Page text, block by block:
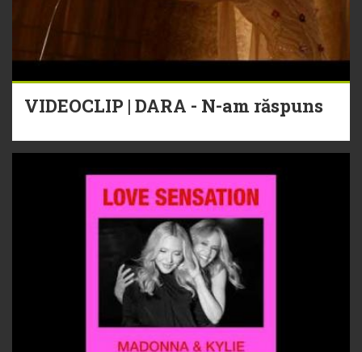
VIDEOCLIP | DARA - N-am răspuns